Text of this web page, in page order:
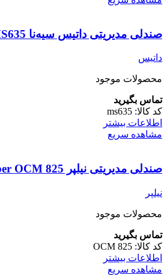
صندلی مدیریتی داتیس سیه‌نا Datis Siena MS635
داتیس
محصولات موجود
تماس بگیرید
کد کالا: ms635
اطلاعات بیشتر
مشاهده سریع
صندلی مدیریتی نیلپر Nilper OCM 825
نیلپر
محصولات موجود
تماس بگیرید
کد کالا: OCM 825
اطلاعات بیشتر
مشاهده سریع